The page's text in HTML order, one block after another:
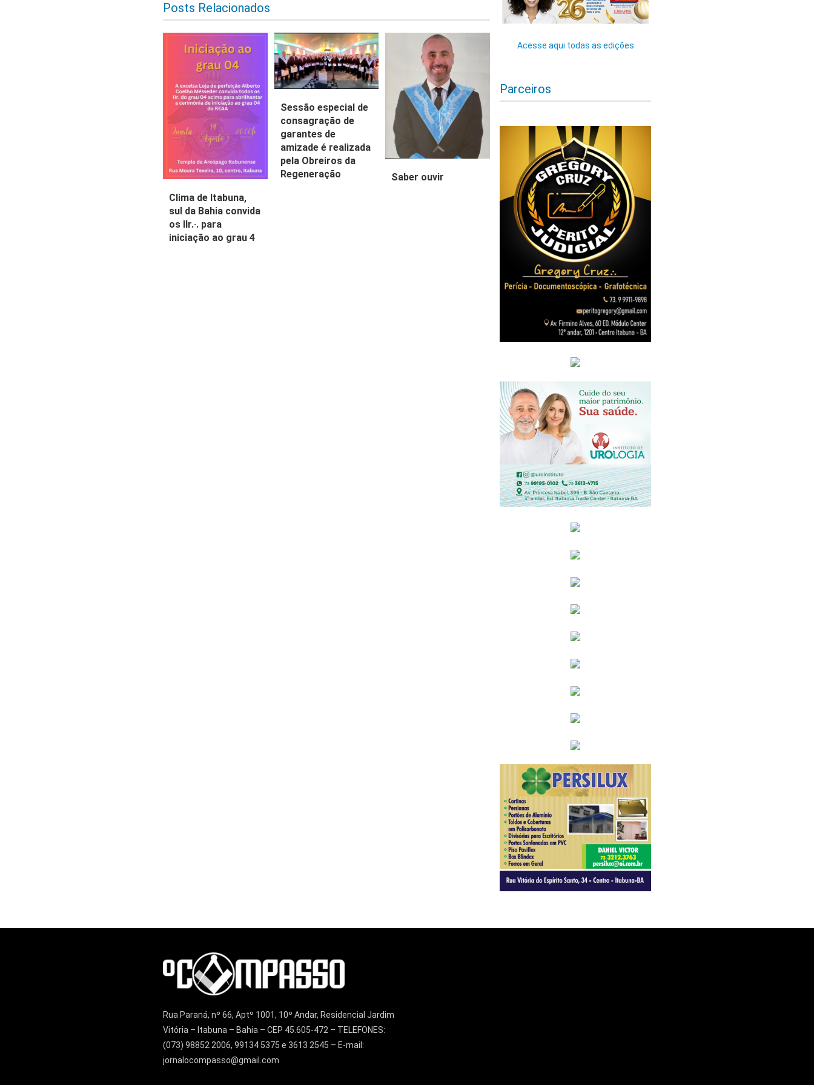
Posts Relacionados
Clima de Itabuna,
sul da Bahia convida
os IIr.·. para
iniciação ao grau 4
Sessão especial de
consagração de
garantes de
amizade é realizada
pela Obreiros da
Regeneração
Saber ouvir
Acesse aqui todas as edições
Parceiros
Rua Paraná, nº 66, Aptº 1001, 10º Andar, Residencial Jardim
Vitória – Itabuna – Bahia – CEP 45.605-472 – TELEFONES:
(073) 98852 2006, 99134 5375 e 3613 2545 – E-mail:
jornalocompasso@gmail.com